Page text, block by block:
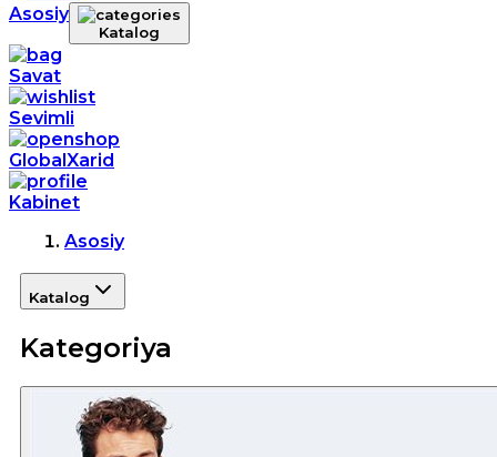
Asosiy
Katalog
Savat
Sevimli
GlobalXarid
Kabinet
Asosiy
Katalog
Kategoriya